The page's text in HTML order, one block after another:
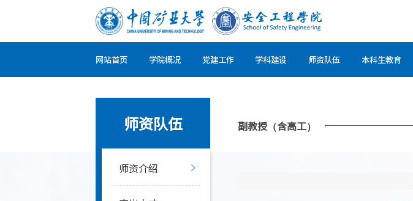
网站首页 学院概况 党建工作 学科建设 师资队伍 本科生教育
师资队伍
师资介绍
副教授（含高工）